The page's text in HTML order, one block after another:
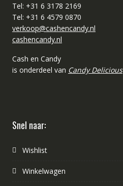
Tel: +31 6 3178 2169
Tel: +31 6 4579 0870
verkoop@cashencandy.nl
cashencandy.nl
Cash en Candy
is onderdeel van Candy Delicious
Snel naar:
Wishlist
Winkelwagen